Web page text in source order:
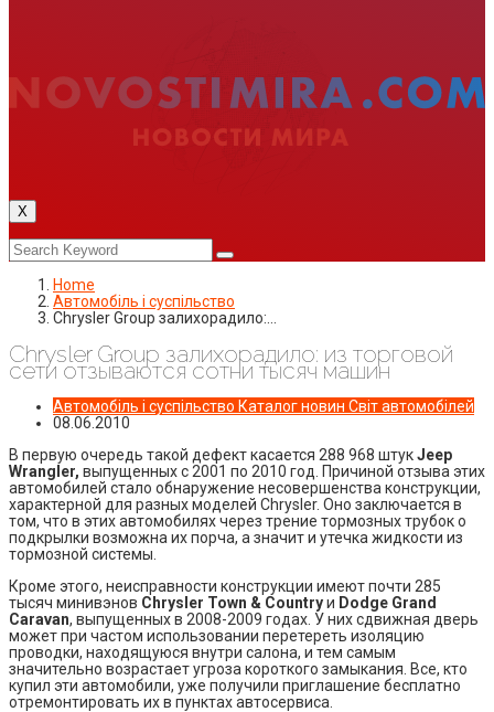
X
Home
Автомобіль і суспільство
Chrysler Group залихорадило:…
Chrysler Group залихорадило: из торговой
сети отзываются сотни тысяч машин
Автомобіль і суспільство Каталог новин Світ автомобілей
08.06.2010
В первую очередь такой дефект касается 288 968 штукJeep
Wrangler, выпущенных с 2001 по 2010 год. Причиной отзыва этих
автомобилей стало обнаружение несовершенства конструкции,
характерной для разных моделей Chrysler. Оно заключается в
том, что в этих автомобилях через трение тормозных трубок о
подкрылки возможна их порча, а значит и утечка жидкости из
тормозной системы.
Кроме этого, неисправности конструкции имеют почти 285
тысяч минивэнов Chrysler Town & Countryи Dodge Grand
Caravan, выпущенных в 2008-2009 годах. У них сдвижная дверь
может при частом использовании перетереть изоляцию
проводки, находящуюся внутри салона, и тем самым
значительно возрастает угроза короткого замыкания. Все, кто
купил эти автомобили, уже получили приглашение бесплатно
отремонтировать их в пунктах автосервиса.